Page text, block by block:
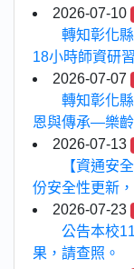
2026-07-10
轉知彰化
18小時師資研
2026-07-07
轉知彰化
恩與傳承—樂
2026-07-13
【資通安
份安全性更新
2026-07-23
公告本校
果，請查照。